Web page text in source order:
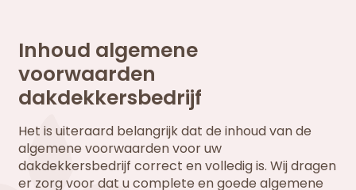
Inhoud algemene
voorwaarden
dakdekkersbedrijf
Het is uiteraard belangrijk dat de inhoud van de
algemene voorwaarden voor uw
dakdekkersbedrijf correct en volledig is. Wij dragen
er zorg voor dat u complete en goede algemene